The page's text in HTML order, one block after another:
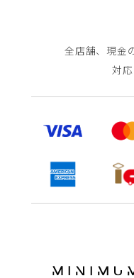
全店舗、現金
対